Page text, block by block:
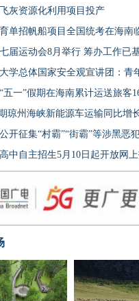
灰资源化利用项目投产
单招帆船项目全国统考在海南
届运动会8月举行 筹办工作已
五一”假期在海南累计运送旅客
琼州海峡新能源车运输同比增
开征集“村霸”“街霸”等涉黑恶
中自主招生5月10日起开放网